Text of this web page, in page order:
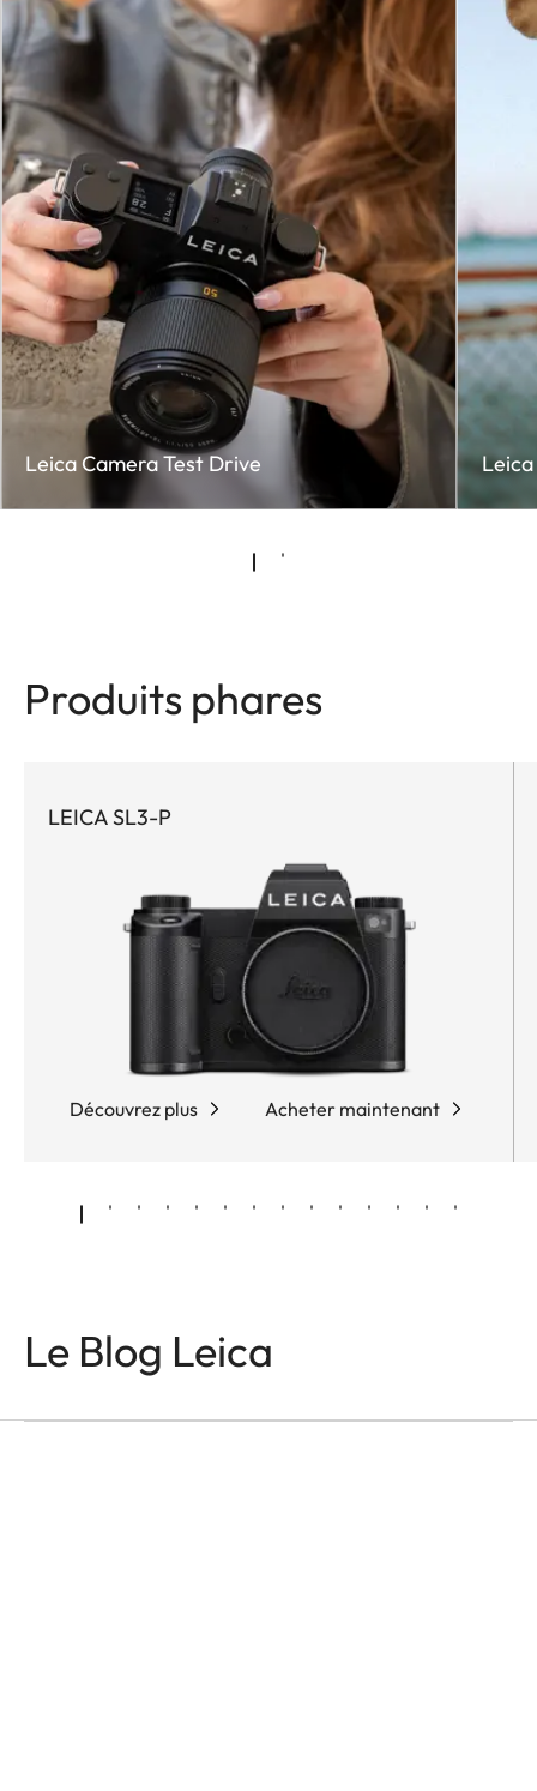
Leica Camera Test Drive Leica
Produits phares
LEICA SL3-P
Découvrez plus Acheter maintenant
Le Blog LeicaIn the Name of Colour
and Light